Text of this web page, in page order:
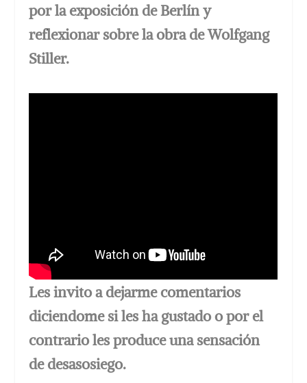
por la exposición de Berlín y
reflexionar sobre la obra de Wolfgang
Stiller.
Les invito a dejarme comentarios
diciendome si les ha gustado o por el
contrario les produce una sensación
de desasosiego.